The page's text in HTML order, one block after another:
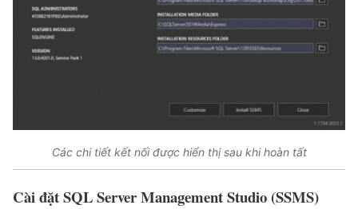
Các chi tiết kết nối được hiển thị sau khi hoàn tất
Cài đặt SQL Server Management Studio (SSMS)